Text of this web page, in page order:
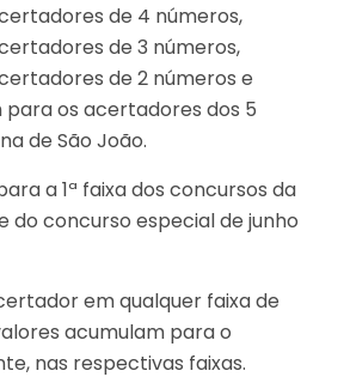
de 4 números,
de 3 números,
de 2 números e
para os acertadores dos 5
de São João.
a 1ª faixa dos concursos da
do concurso especial de junho
em qualquer faixa de
acumulam para o
nas respectivas faixas.